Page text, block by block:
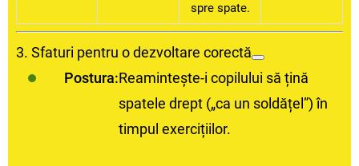
spre spate.
3. Sfaturi pentru o dezvoltare corectă
Postura:Reamintește-i copilului să țină
spatele drept („ca un soldățel”) în
timpul exercițiilor.